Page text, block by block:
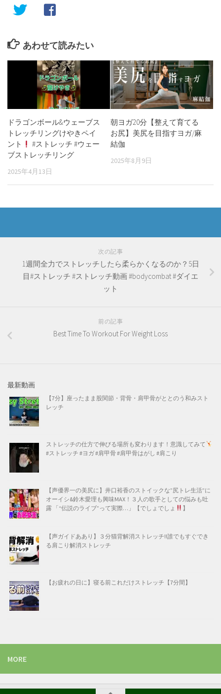
あわせて読みたい
ドラゴンボール&ウェーブス
トレッチリングけやきペイ
ント
#ストレッチ #ウェー
ブストレッチリング
2025年4月13日
朝ヨガ20分【整えて育てる
お尻】美尻を目指すヨガ/麻
結伽
2025年8月9日
次の記事
1週間全力でストレッチしたら柔らかくなるのか？5日
目#ストレッチ #ストレッチ動画 #bodycombat #ダイエ
ット
前の記事
Best Time To Workout For Weight Loss
最新動画
【7分】座ったまま股関節・背骨・肩甲骨がととのう和みスト
レッチ
ストレッチの仕方で伸びる場所も変わります！意識してみて
#ストレッチ #ヨガ #肩甲骨 #肩甲骨はがし #肩こり
【声優界一の美尻に】井口裕香のストイックな”尻トレ生活”に
オーイシ&鈴木愛理も興味MAX！３人の歌手としての悩みも吐
露 「“伝説のライブ”って実際…」【でしょでしょ
】
【声ガイドああり】３分猫背解消ストレッチ!!誰でもすぐでき
る肩こり解消ストレッチ
【お疲れの日に】寝る前これだけストレッチ【7分間】
MORE